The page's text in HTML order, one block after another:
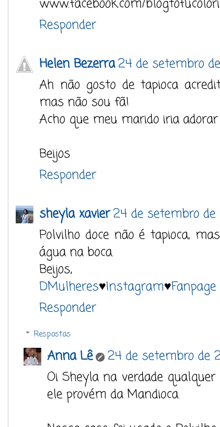
www.facebook.com/
Responder
Helen Bezerra24 de setembro de
Ah não gosto de tapioca
mas não sou fã!
Acho que meu marido iria
Beijos
Responder
sheyla xavier24 de setembro de
Polvilho doce não é tapioca,
água na boca.
Beijos,
DMulheres♥Instagram♥Fanpage
Responder
Respostas
Anna Lê
24 de setembro de
Oi Sheyla na verdade qualquer
ele provém da Mandioca.